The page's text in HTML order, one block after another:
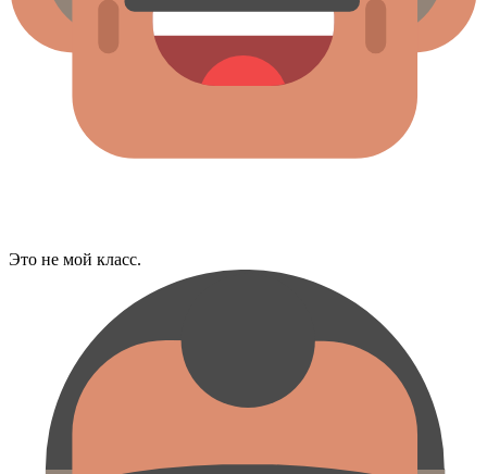
Это не мой класс.